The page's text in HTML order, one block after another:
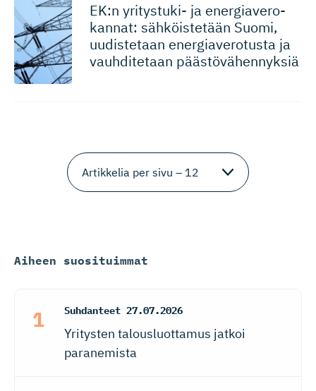
EK:n yritystuki- ja energiave­ro­
kannat: sähköistetään Suomi,
uudistetaan energiave­rotusta ja
vauhditetaan päästövähennyksiä
Aiheen suosituimmat
Suhdanteet 27.07.2026
Yritysten talousluottamus jatkoi
paranemista